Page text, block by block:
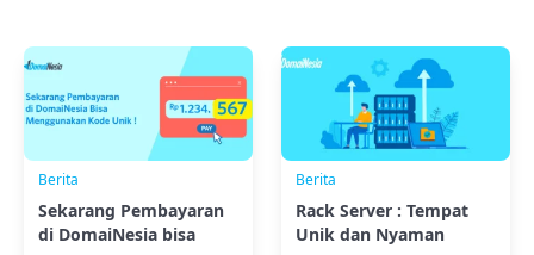
Berita
Sekarang Pembayaran
di DomaiNesia bisa
Berita
Rack Server : Tempat
Unik dan Nyaman